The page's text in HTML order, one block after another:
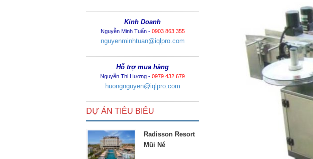
Kinh Doanh
Nguyễn Minh Tuấn - 0903 863 355
nguyenminhtuan@iqlpro.com
Hỗ trợ mua hàng
Nguyễn Thị Hương - 0979 432 679
huongnguyen@iqlpro.com
DỰ ÁN TIÊU BIỂU
Radisson Resort
Mũi Né